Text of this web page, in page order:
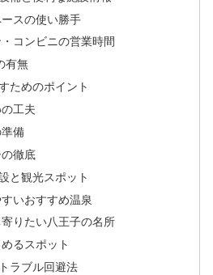
スの使い勝手
コンビニの営業時間
有無
ためのポイント
工夫
備
徹底
と観光スポット
いおすすめ温泉
りたい八王子の名所
るスポット
ラブル回避法